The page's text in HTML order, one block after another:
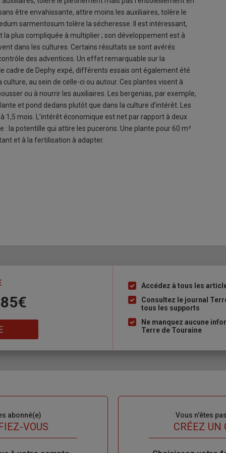
être envahissante, attire moins les auxiliaires, tolère le
sarmentosum tolère la sécheresse. Il est intéressant,
la plus compliquée à multiplier ; son développement est à
dans les cultures. Certains résultats se sont avérés
des adventices. Un effet remarquable sur la
cadre de Dephy expé, différents essais ont également été
au sein de celle-ci ou autour. Ces plantes visent à
ou à nourrir les auxiliaires. Les bergenias, par exemple,
et pond dedans plutôt que dans la culture d’intérêt. Les
1,5 mois. L’intérêt économique est net par rapport à deux
la potentille qui attire les pucerons. Une plante pour 60 m²
et à la fertilisation à adapter.
Liste
à
puce
Accédez à tous les
Consultez le journal
tous les supports
Ne manquez aucune
Terre de Touraine
abonné(e)
VOUS
Vous n'êtes
TITRECRÉEZ UN